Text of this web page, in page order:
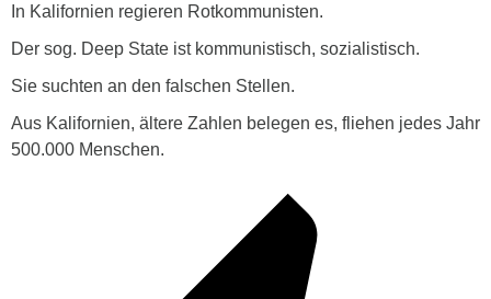
In Kalifornien regieren Rotkommunisten.
Der sog. Deep State ist kommunistisch, sozialistisch.
Sie suchten an den falschen Stellen.
Aus Kalifornien, ältere Zahlen belegen es, fliehen jedes Jahr
500.000 Menschen.